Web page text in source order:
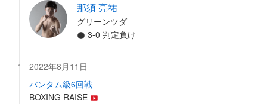
那須 亮祐
グリーンツダ
3-0 判定負け
2022年8月11日
バンタム級6回戦
BOXING RAISE